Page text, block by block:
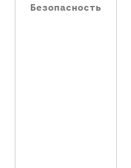
Безопасность